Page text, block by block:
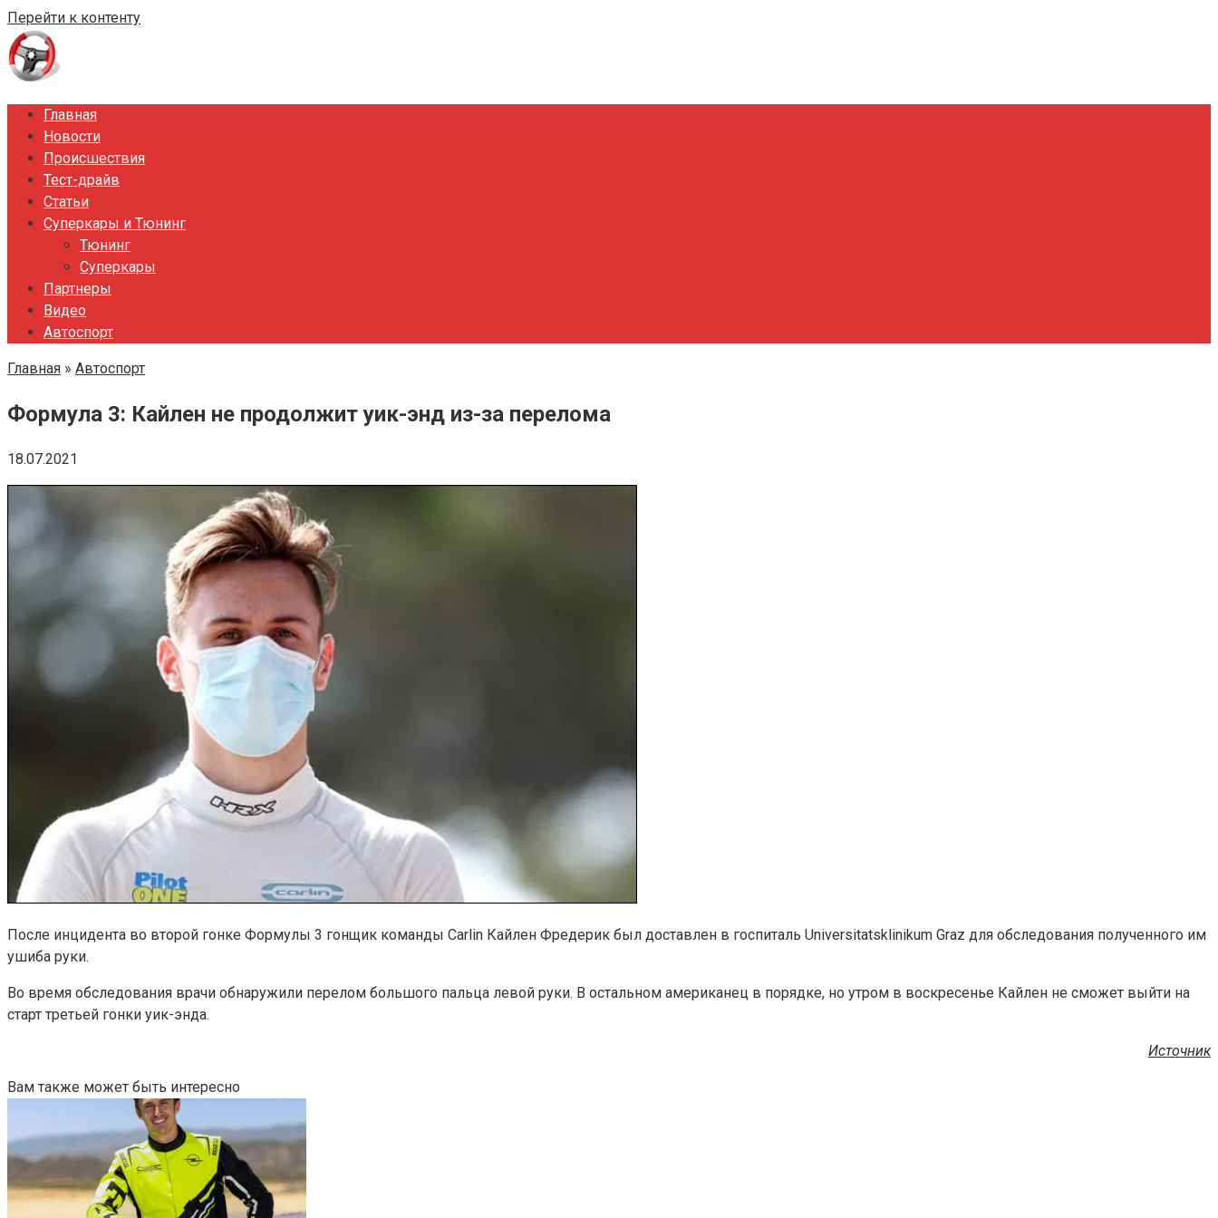
Перейти к контенту
Главная
Новости
Происшествия
Тест-драйв
Статьи
Суперкары и Тюнинг
Тюнинг
Суперкары
Партнеры
Видео
Автоспорт
Главная » Автоспорт
Формула 3: Кайлен не продолжит уик-энд из-за перелома
18.07.2021
После инцидента во второй гонке Формулы 3 гонщик команды Carlin Кайлен Фредерик был доставлен в госпиталь Universitatsklinikum Graz для обследования полученного им
ушиба руки.
Во время обследования врачи обнаружили перелом большого пальца левой руки. В остальном американец в порядке, но утром в воскресенье Кайлен не сможет выйти на
старт третьей гонки уик-энда.
Источник
Вам также может быть интересно